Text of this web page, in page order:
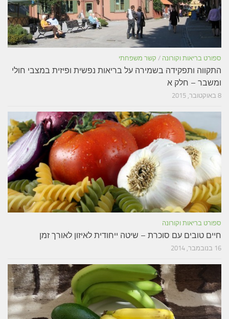
ספורט בריאות וקורונה / קשר משפחתי
התקווה ותפקידה בשמירה על בריאות נפשית ופיזית במצבי חולי
ומשבר – חלק א
8 באוקטובר, 2015
ספורט בריאות וקורונה
חיים טובים עם סוכרת – שיטה ייחודית לאיזון לאורך זמן
16 בנובמבר, 2014